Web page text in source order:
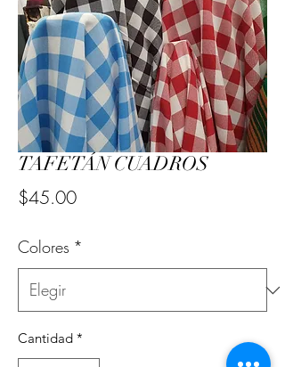
TAFETÁN CUADROS
$45.00Precio
Colores *
Cantidad *